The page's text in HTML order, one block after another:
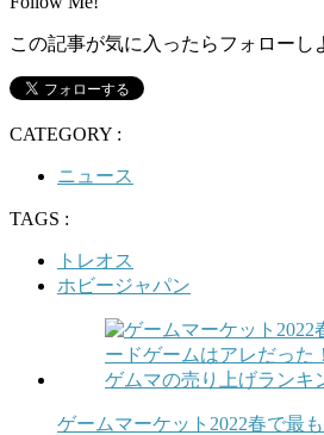
この記事が気に入ったらフォローし
CATEGORY :
ニュース
TAGS :
トレオス
ホビージャパン
ゲームマーケット2022春で最